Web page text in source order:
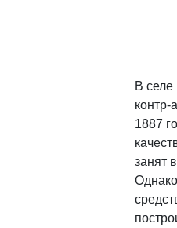
В селе
контр-
1887
занят